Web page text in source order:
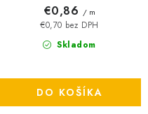
Skladom
€0,70 bez DPH
€0,86 / m
DO KOŠÍKA